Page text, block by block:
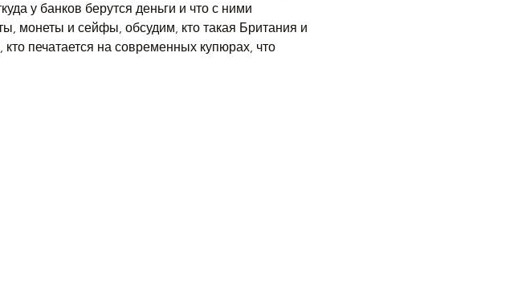
у банков берутся деньги и что с ними
монеты и сейфы, обсудим, кто такая Британия и
печатается на современных купюрах, что